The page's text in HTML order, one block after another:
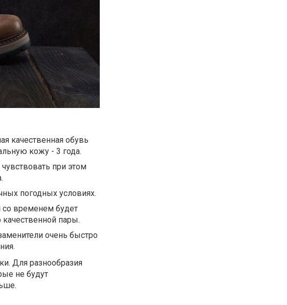
качественная обувь
кожу - 3 года.
при этом
погодных условиях.
со временем будет
пары.
очень быстро
Для разнообразия
не будут